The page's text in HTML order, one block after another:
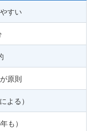
すい
原則
よる）
も）